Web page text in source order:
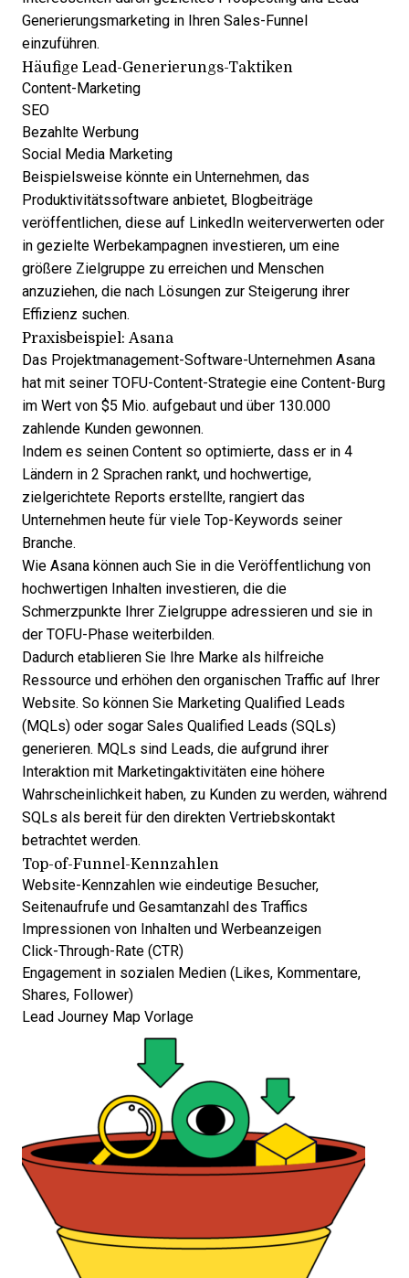
Generierungsmarketing in Ihren Sales-Funnel
einzuführen.
Häufige Lead-Generierungs-Taktiken
Content-Marketing
SEO
Bezahlte Werbung
Social Media Marketing
Beispielsweise könnte ein Unternehmen, das
Produktivitätssoftware anbietet, Blogbeiträge
veröffentlichen, diese auf LinkedIn weiterverwerten oder
in gezielte Werbekampagnen investieren, um eine
größere Zielgruppe zu erreichen und Menschen
anzuziehen, die nach Lösungen zur Steigerung ihrer
Effizienz suchen.
Praxisbeispiel: Asana
Das Projektmanagement-Software-Unternehmen Asana
hat mit seiner TOFU-Content-Strategie eine Content-Burg
im Wert von $5 Mio. aufgebaut und über 130.000
zahlende Kunden gewonnen.
Indem es seinen Content so optimierte, dass er in 4
Ländern in 2 Sprachen rankt, und hochwertige,
zielgerichtete Reports erstellte, rangiert das
Unternehmen heute für viele Top-Keywords seiner
Branche.
Wie Asana können auch Sie in die Veröffentlichung von
hochwertigen Inhalten investieren, die die
Schmerzpunkte Ihrer Zielgruppe adressieren und sie in
der TOFU-Phase weiterbilden.
Dadurch etablieren Sie Ihre Marke als hilfreiche
Ressource und erhöhen den organischen Traffic auf Ihrer
Website. So können Sie Marketing Qualified Leads
(MQLs) oder sogar Sales Qualified Leads (SQLs)
generieren. MQLs sind Leads, die aufgrund ihrer
Interaktion mit Marketingaktivitäten eine höhere
Wahrscheinlichkeit haben, zu Kunden zu werden, während
SQLs als bereit für den direkten Vertriebskontakt
betrachtet werden.
Top-of-Funnel-Kennzahlen
Website-Kennzahlen wie eindeutige Besucher,
Seitenaufrufe und Gesamtanzahl des Traffics
Impressionen von Inhalten und Werbeanzeigen
Click-Through-Rate (CTR)
Engagement in sozialen Medien (Likes, Kommentare,
Shares, Follower)
Lead Journey Map Vorlage